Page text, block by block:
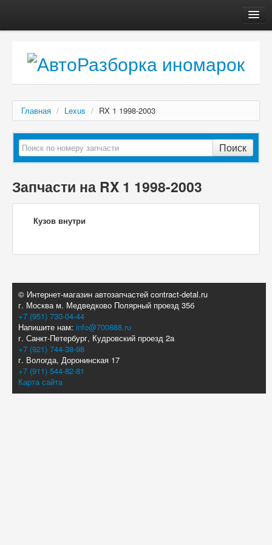
Автосервис
Как купить
Контакты
Главная / Lexus / RX 1 1998-2003
Поиск
Запчасти на RX 1 1998-2003
Кузов внутри
© Интернет-магазин автозапчастей contract-detal.ru
г. Москва м. Медведково Полярный проезд 35б
+7 (951) 730-04-44
Напишите нам: info@700888.ru
г. Санкт-Петербург, Кудровский проезд 2а
+7 (921) 744-38-98
г. Вологда, Доронинская 17
+7 (911) 544-82-81
Карта сайта